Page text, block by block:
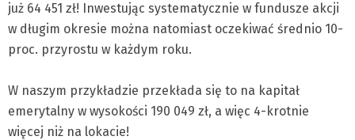
już 64 451 zł! Inwestując systematycznie w fundusze akcji
w długim okresie można natomiast oczekiwać średnio 10-
proc. przyrostu w każdym roku.
W naszym przykładzie przekłada się to na kapitał
emerytalny w wysokości 190 049 zł, a więc 4-krotnie
więcej niż na lokacie!